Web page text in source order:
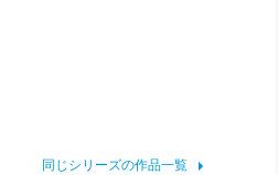
同じシリーズの作品一覧